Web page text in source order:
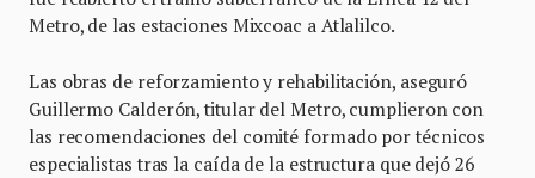
Metro, de las estaciones Mixcoac a Atlalilco.
Las obras de reforzamiento y rehabilitación, aseguró
Guillermo Calderón, titular del Metro, cumplieron con
las recomendaciones del comité formado por técnicos
especialistas tras la caída de la estructura que dejó 26